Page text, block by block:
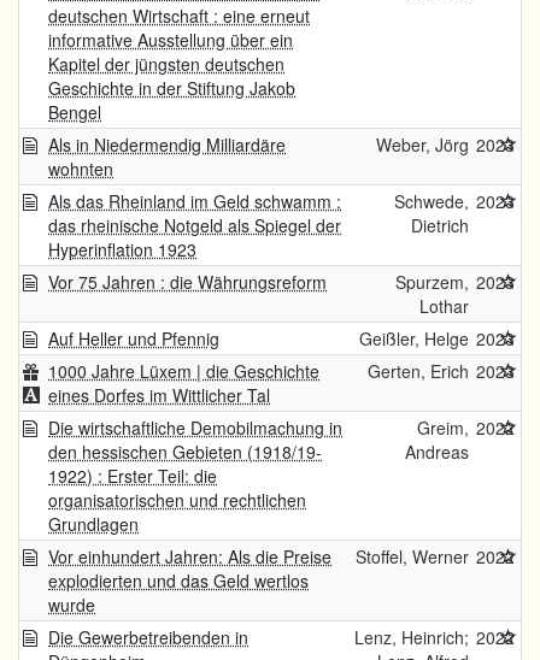
deutschen Wirtschaft : eine erneut
informative Ausstellung über ein
Kapitel der jüngsten deutschen
Geschichte in der Stiftung Jakob
Bengel
Als in Niedermendig Milliardäre
wohnten
Weber, Jörg 2023
Als das Rheinland im Geld schwamm :
das rheinische Notgeld als Spiegel der
Hyperinflation 1923
Schwede,
Dietrich
2023
Vor 75 Jahren : die Währungsreform
Spurzem,
Lothar
2023
Auf Heller und Pfennig Geißler, Helge 2023
1000 Jahre Lüxem | die Geschichte
eines Dorfes im Wittlicher Tal
Gerten, Erich 2023
Die wirtschaftliche Demobilmachung in
den hessischen Gebieten (1918/19-
1922) : Erster Teil: die
organisatorischen und rechtlichen
Grundlagen
Greim,
Andreas
2022
Vor einhundert Jahren: Als die Preise
explodierten und das Geld wertlos
wurde
Stoffel, Werner 2022
Die Gewerbetreibenden in
Lenz, Heinrich; 2022